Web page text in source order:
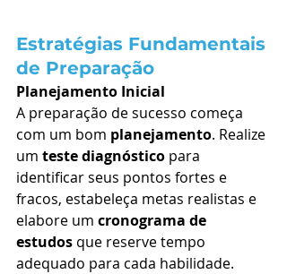
Estratégias Fundamentais
de Preparação
Planejamento Inicial
A preparação de sucesso começa
com um bom planejamento. Realize
um teste diagnóstico para
identificar seus pontos fortes e
fracos, estabeleça metas realistas e
elabore um cronograma de
estudos que reserve tempo
adequado para cada habilidade.